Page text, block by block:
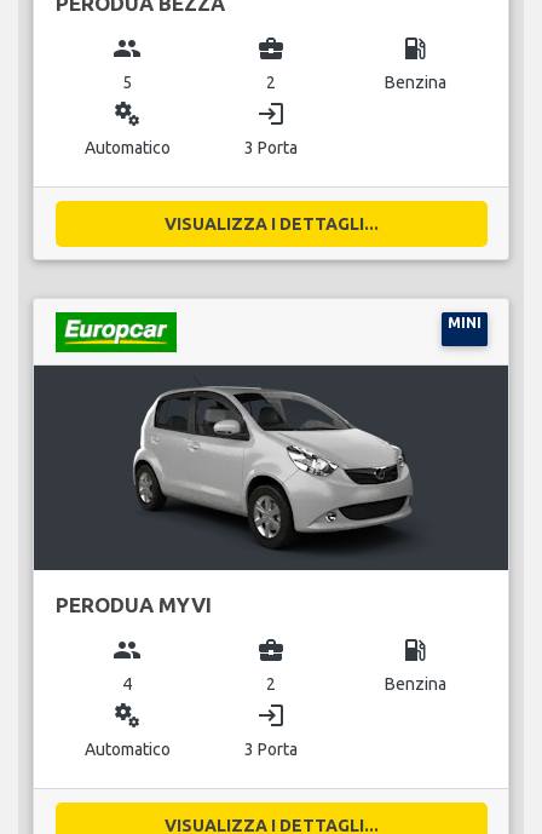
group
5
business_center
2
local_gas_station
Benzina
miscellaneous_services
Automatico
login
3 Porta
VISUALIZZA I DETTAGLI...
MINI
PERODUA MYVI
group
4
business_center
2
local_gas_station
Benzina
miscellaneous_services
Automatico
login
3 Porta
VISUALIZZA I DETTAGLI...